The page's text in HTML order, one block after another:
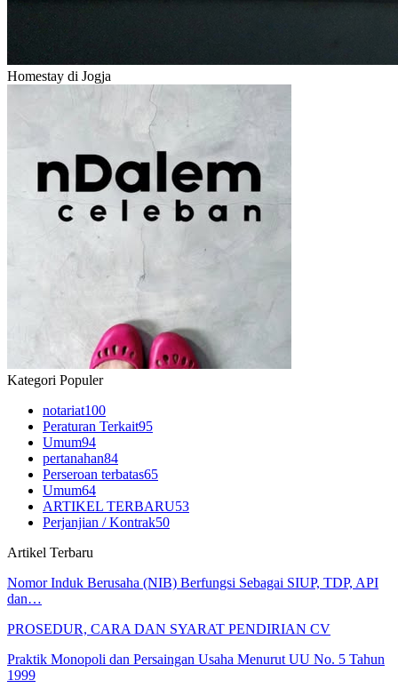
Homestay di Jogja
Kategori Populer
notariat100
Peraturan Terkait95
Umum94
pertanahan84
Perseroan terbatas65
Umum64
ARTIKEL TERBARU53
Perjanjian / Kontrak50
Artikel Terbaru
Nomor Induk Berusaha (NIB) Berfungsi Sebagai SIUP, TDP, API
dan…
PROSEDUR, CARA DAN SYARAT PENDIRIAN CV
Praktik Monopoli dan Persaingan Usaha Menurut UU No. 5 Tahun
1999